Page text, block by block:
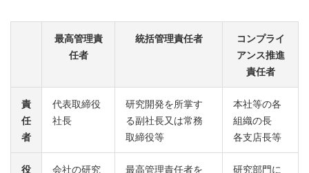
最高管理責
任者
統括管理責任者
コンプライ
アンス推進
責任者
責
任
者
代表取締役
社長
研究開発を所掌す
る副社長又は常務
取締役等
本社等の各
組織の長
各支店長等
役
会社の研究
最高管理責任者を
研究部門に